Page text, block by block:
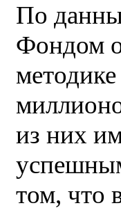
По
Фондом
из них
том, что